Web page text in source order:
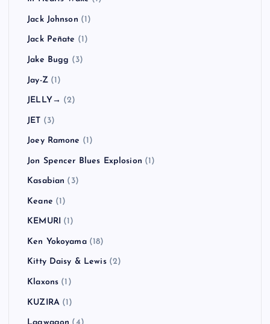
Jack Johnson (1)
Jack Peñate (1)
Jake Bugg (3)
Jay-Z(1)
JELLY→ (2)
JET (3)
Joey Ramone (1)
Jon Spencer Blues Explosion (1)
Kasabian (3)
Keane (1)
KEMURI (1)
Ken Yokoyama(18)
Kitty Daisy & Lewis(2)
Klaxons (1)
KUZIRA(1)